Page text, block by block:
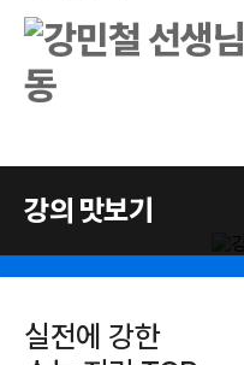
강의 맛보기
실전에 강한